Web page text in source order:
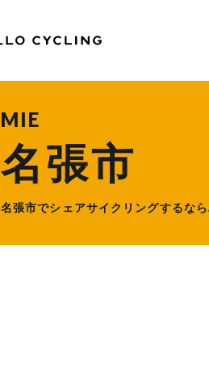
MIE
名張市
名張市でシェアサイクリングするなら